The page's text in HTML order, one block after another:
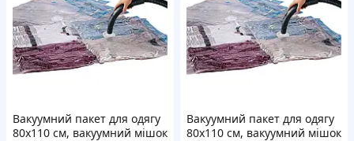
Вакуумний пакет для одягу
80х110 см, вакуумний мішок
Вакуумний пакет для одягу
80х110 см, вакуумний мішок